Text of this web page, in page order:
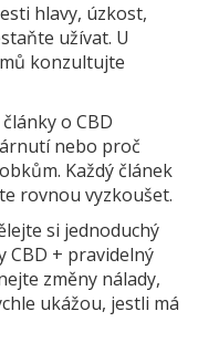
hlavy, úzkost,
užívat. U
konzultujte
o CBD
nebo proč
Každý článek
rovnou vyzkoušet.
si jednoduchý
CBD + pravidelný
změny nálady,
ukážou, jestli má